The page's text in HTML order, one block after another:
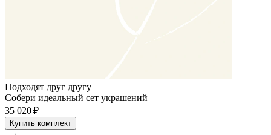
Подходят друг другу
Собери идеальный сет украшений
35 020 ₽
Купить комплект